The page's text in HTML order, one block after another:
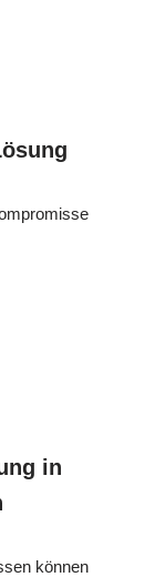
in
können